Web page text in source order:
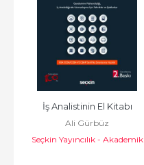
İş Analistinin El Kitabı
Ali Gürbüz
Seçkin Yayıncılık - Akademik